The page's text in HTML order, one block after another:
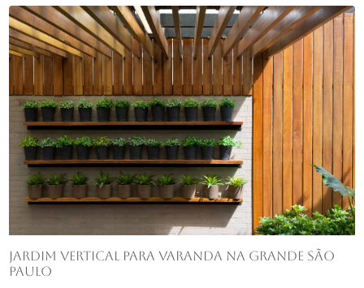
Jardim vertical para varanda na Grande São
Paulo